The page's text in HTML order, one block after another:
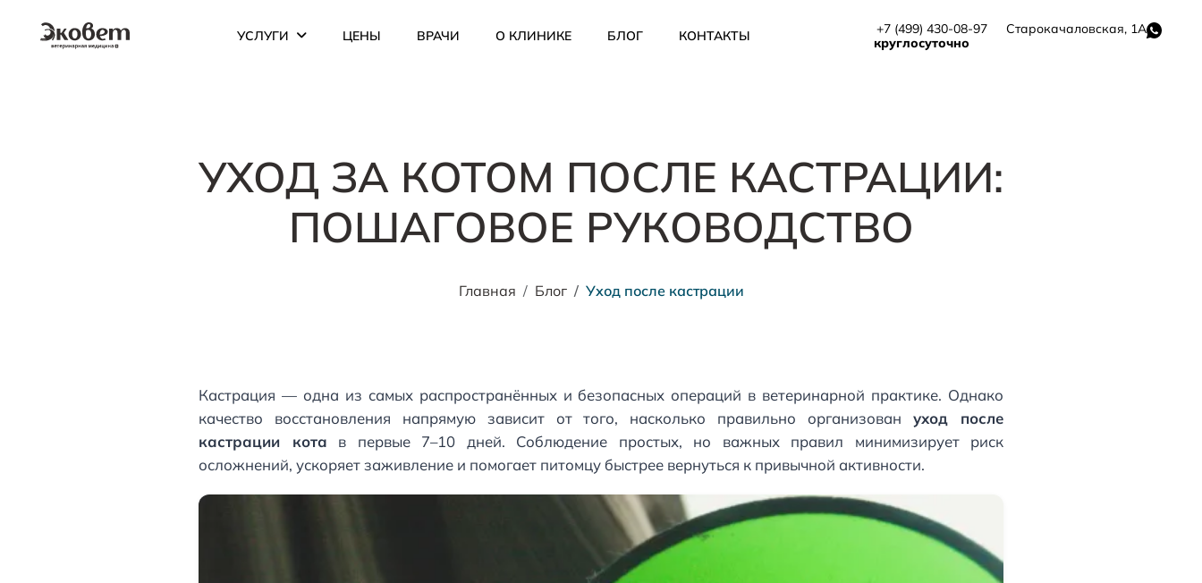
УСЛУГИ ЦЕНЫ ВРАЧИ О КЛИНИКЕ БЛОГ КОНТАКТЫ
+7 (499) 430-08-97
круглосуточно
Старокачаловская, 1А
УХОД ЗА КОТОМ ПОСЛЕ КАСТРАЦИИ:
ПОШАГОВОЕ РУКОВОДСТВО
Главная Блог Уход после кастрации
Кастрация — одна из самых распространённых и безопасных операций в ветеринарной практике. Однако
качество восстановления напрямую зависит от того, насколько правильно организовануход после
кастрации кота в первые 7–10 дней. Соблюдение простых, но важных правил минимизирует риск
осложнений, ускоряет заживление и помогает питомцу быстрее вернуться к привычной активности.